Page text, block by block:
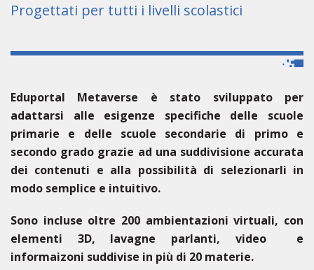
Progettati per tutti i livelli scolastici
Eduportal Metaverse è stato sviluppato per
adattarsi alle esigenze specifiche delle scuole
primarie e delle scuole secondarie di primo e
secondo grado grazie ad una suddivisione accurata
dei contenuti e alla possibilità di selezionarli in
modo semplice e intuitivo.
Sono incluse oltre 200 ambientazioni virtuali, con
elementi 3D, lavagne parlanti, video e
informaizoni suddivise in più di 20 materie.